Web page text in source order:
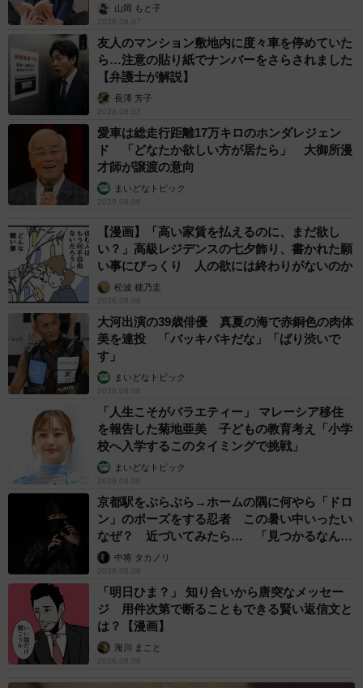
山岡 もと子
2026.08.07
友人のマンション敷地内に度々車を停めていた
ら…注意の貼り紙でナンバーをさらされました
【弁護士が解説】
長澤 芳子
2026.08.07
愛車は総走行距離17万キロのホンダレジェン
ド 「どなたか欲しい方が居たら」 大御所漫
才師が譲渡の意向
まいどなトピック
2026.08.06
【漫画】「高い家賃を払えるのに、まだ欲し
い？」高級レジデンスの七夕飾り、書かれた願
い事にびっくり 人の欲には終わりがないのか
松波 穂乃圭
2026.08.06
大河出演の39歳俳優 真夏の海で赤銅色の肉体
美を連投 「バッキバキだな」「ばり渋いで
す」
まいどなトピック
2026.08.06
「人生こそがバラエティー」 マレーシア移住
を報告した菊地亜美 子どもの教育考え「小学
校へ入学するこのタイミングで挑戦」
まいどなトピック
2026.08.06
京都駅をぶらぶら→ホームの隅に何やら「ドロ
ン」のポーズをする忍者 この暑い中いったい
なぜ？ 近づいてみたら… 「見つかるなんて
未熟」中将 タカノリ
2026.08.06
「明日ひま？」 知り合いから唐突なメッセー
ジ 用件次第で断ることもできる賢い返信文と
は？【漫画】
海川 まこと
2026.08.06